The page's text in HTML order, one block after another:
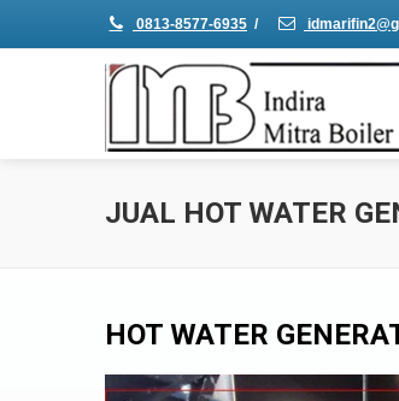
0813-8577-6935 /
JUAL HOT WATER
HOT WATER